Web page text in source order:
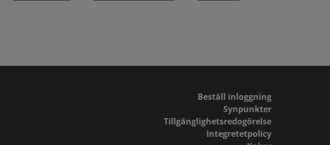
Beställ inloggning
Synpunkter
Tillgänglighetsredogörelse
Integretetpolicy